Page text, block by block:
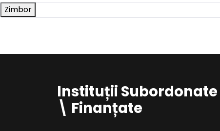
Zimbor
Instituții Subordonate
\ Finanțate